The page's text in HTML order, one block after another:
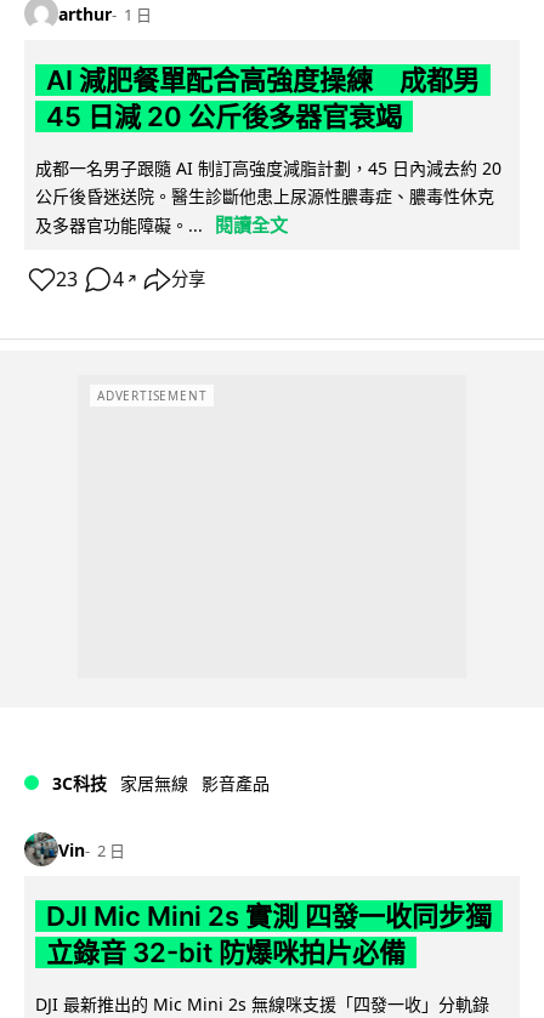
arthur 1 日
AI 減肥餐單配合高強度操練 成都男
45 日減 20 公斤後多器官衰竭
成都一名男子跟隨 AI 制訂高強度減脂計劃，45 日內減去約 20
公斤後昏迷送院。醫生診斷他患上尿源性膿毒症、膿毒性休克
及多器官功能障礙。...
閱讀全文
23 4 ↗ 分享
ADVERTISEMENT
3C科技 家居無線 影音產品
Vin 2 日
DJI Mic Mini 2s 實測 四發一收同步獨
立錄音 32-bit 防爆咪拍片必備
DJI 最新推出的 Mic Mini 2s 無線咪支援「四發一收」分軌錄